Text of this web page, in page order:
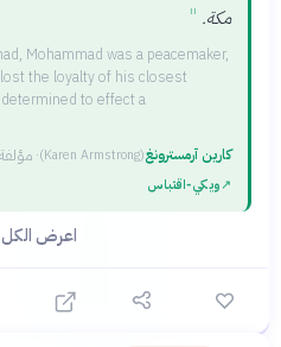
مكة. "
Mohammad was a peacemaker,
the loyalty of his closest
to effect a
كارين آرمسترونغ
(Karen Armstrong)
·
↗ويكي‑اقتباس
اعرض الكل